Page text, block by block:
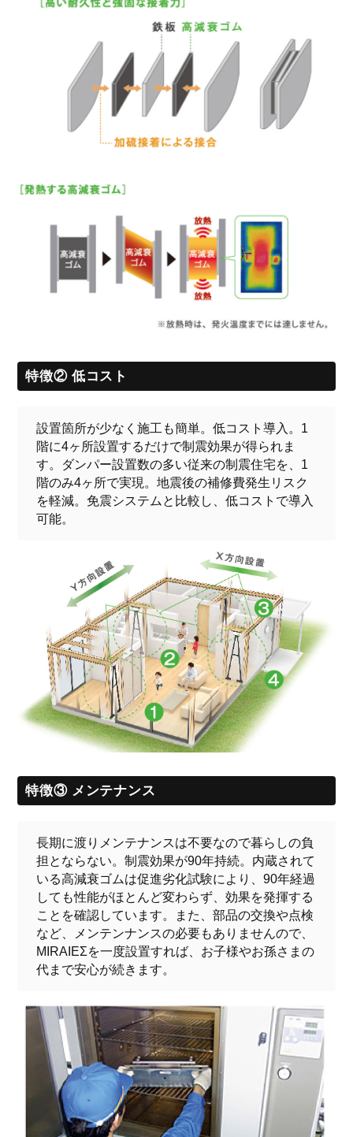
特徴② 低コスト
設置箇所が少なく施工も簡単。低コスト導入。1
階に4ヶ所設置するだけで制震効果が得られま
す。ダンパー設置数の多い従来の制震住宅を、1
階のみ4ヶ所で実現。地震後の補修費発生リスク
を軽減。免震システムと比較し、低コストで導入
可能。
特徴③ メンテナンス
長期に渡りメンテナンスは不要なので暮らしの負
担とならない。制震効果が90年持続。内蔵されて
いる高減衰ゴムは促進劣化試験により、90年経過
しても性能がほとんど変わらず、効果を発揮する
ことを確認しています。また、部品の交換や点検
など、メンテンナンスの必要もありませんので、
MIRAIEΣを一度設置すれば、お子様やお孫さまの
代まで安心が続きます。